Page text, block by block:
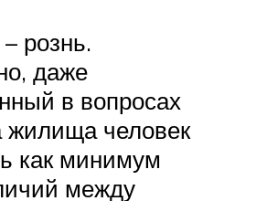
рознь.
даже
в вопросах
жилища человек
как минимум
между